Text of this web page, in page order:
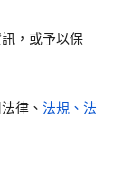
，或予以保
律、 法規、法